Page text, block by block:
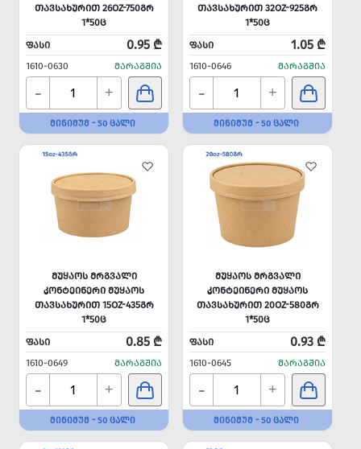
ᲗᲐᲕᲡᲐᲮᲣᲠᲘᲗ 26OZ-750ᲒᲠ
1*50Ც
ᲤᲐᲡᲘ
0.95 ₾
1610-0630 ᲛᲐᲠᲐᲒᲨᲘᲐ
- +
ᲛᲘᲜᲘᲛᲣᲛ - 50 ᲪᲐᲚᲘ
ᲗᲐᲕᲡᲐᲮᲣᲠᲘᲗ 32OZ-925ᲒᲠ
1*50Ც
ᲤᲐᲡᲘ
1.05 ₾
1610-0646 ᲛᲐᲠᲐᲒᲨᲘᲐ
- +
ᲛᲘᲜᲘᲛᲣᲛ - 50 ᲪᲐᲚᲘ
ᲛᲣᲧᲐᲝᲡ ᲛᲠᲒᲕᲐᲚᲘ
ᲙᲝᲜᲢᲔᲘᲜᲔᲠᲘ ᲛᲣᲧᲐᲝᲡ
ᲗᲐᲕᲡᲐᲮᲣᲠᲘᲗ 15OZ-435ᲒᲠ
1*50Ც
ᲤᲐᲡᲘ
0.85 ₾
1610-0649 ᲛᲐᲠᲐᲒᲨᲘᲐ
- +
ᲛᲘᲜᲘᲛᲣᲛ - 50 ᲪᲐᲚᲘ
ᲛᲣᲧᲐᲝᲡ ᲛᲠᲒᲕᲐᲚᲘ
ᲙᲝᲜᲢᲔᲘᲜᲔᲠᲘ ᲛᲣᲧᲐᲝᲡ
ᲗᲐᲕᲡᲐᲮᲣᲠᲘᲗ 20OZ-580ᲒᲠ
1*50Ც
ᲤᲐᲡᲘ
0.93 ₾
1610-0645 ᲛᲐᲠᲐᲒᲨᲘᲐ
- +
ᲛᲘᲜᲘᲛᲣᲛ - 50 ᲪᲐᲚᲘ